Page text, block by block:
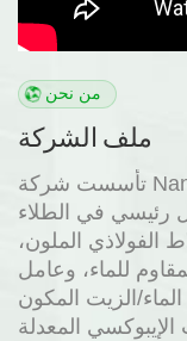
من نحن
ملف الشركة
تأسست شركة Nanjing Kezu Water Material Co., Ltd.
رئيسي في الطلاء
الفولاذي الملون،
للماء، وعامل
الزيت المكون
المعدلة